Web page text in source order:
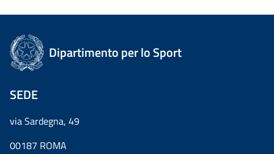
Dipartimento per lo Sport
SEDE
via Sardegna, 49
00187 ROMA